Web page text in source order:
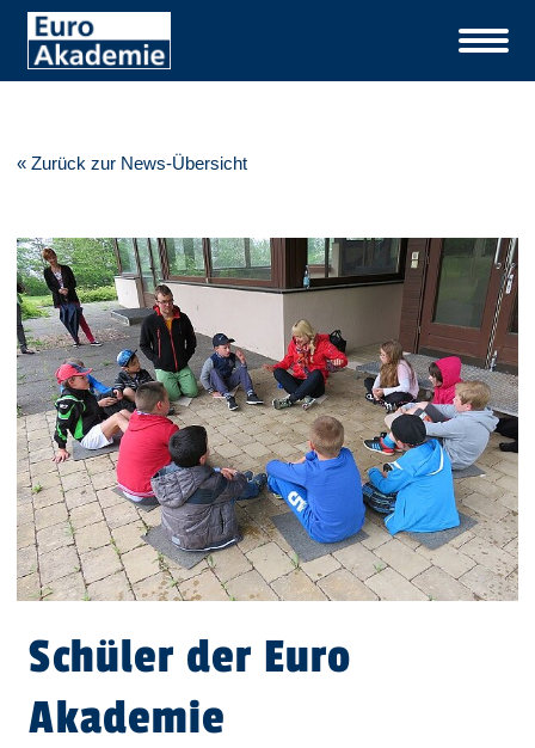
« Zurück zur News-Übersicht
Schüler der Euro
Akademie